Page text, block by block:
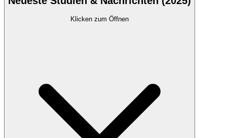
Klicken zum Öffnen